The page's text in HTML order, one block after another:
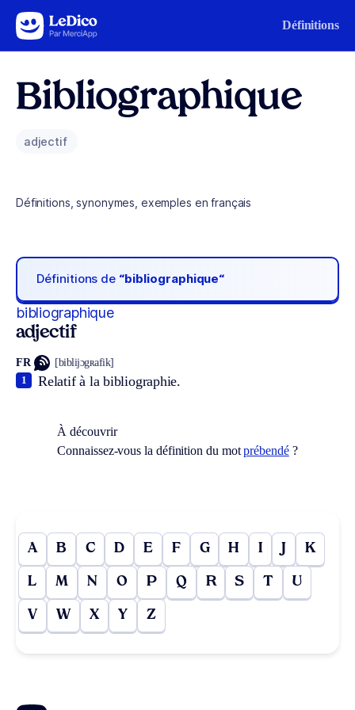
Aller au contenu Définitions
Bibliographique
adjectif
Définitions, synonymes, exemples en français
Définitions de “bibliographique“
bibliographique
adjectif
FR [biblijɔgʀafik]
Relatif à la bibliographie.
1
À découvrir
Connaissez-vous la définition du motprébendé?
A B C D E F G H I J K
L M N O P Q R S T U
V W X Y Z